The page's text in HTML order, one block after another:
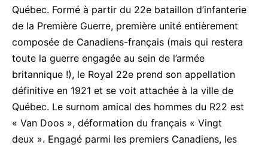
Québec. Formé à partir du 22e bataillon d’infanterie
de la Première Guerre, première unité entièrement
composée de Canadiens-français (mais qui restera
toute la guerre engagée au sein de l’armée
britannique !), le Royal 22e prend son appellation
définitive en 1921 et se voit attachée à la ville de
Québec. Le surnom amical des hommes du R22 est
« Van Doos », déformation du français « Vingt
deux ». Engagé parmi les premiers Canadiens, les